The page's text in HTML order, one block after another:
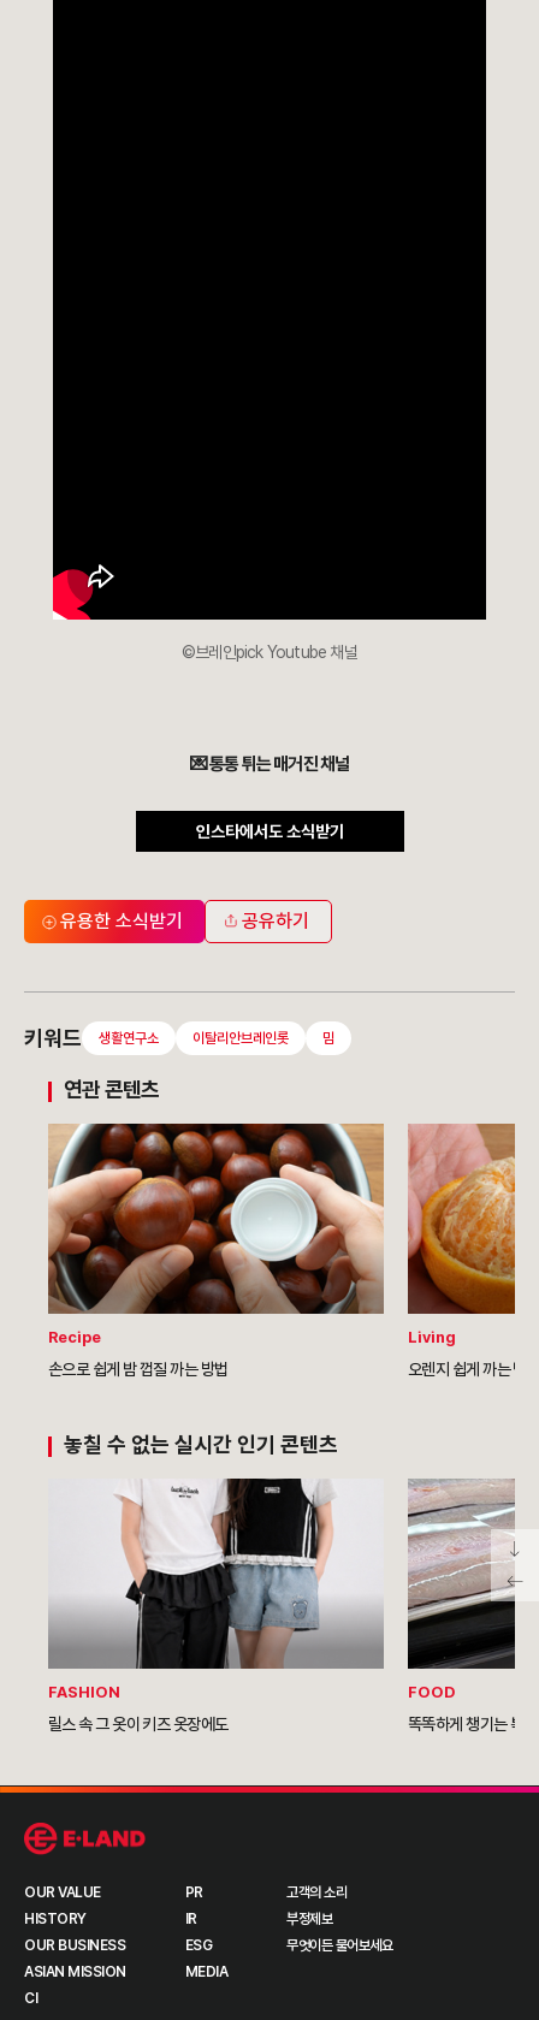
©브레인pick Youtube 채널
💌 통통 튀는 매거진 채널
인스타에서도 소식받기
유용한 소식받기 공유하기
키워드 생활연구소 이탈리안브레인롯 밈
연관 콘텐츠
Recipe
손으로 쉽게 밤 껍질 까는 방법
Living
오렌지 쉽게 까는 법
놓칠 수 없는 실시간 인기 콘텐츠
FASHION
릴스 속 그 옷이 키즈 옷장에도
FOOD
똑똑하게 챙기는 복
OUR VALUE
HISTORY
OUR BUSINESS
ASIAN MISSION
CI
PR
IR
ESG
MEDIA
고객의 소리
부정제보
무엇이든 물어보세요